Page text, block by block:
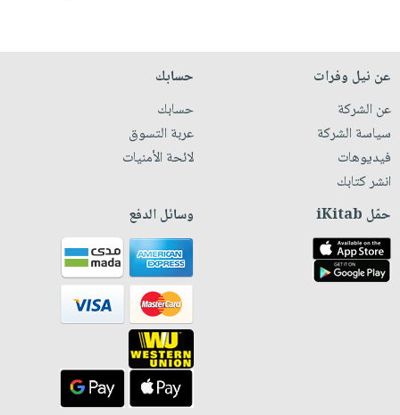
عن نيل وفرات
عن الشركة
سياسة الشركة
فيديوهات
انشر كتابك
حسابك
حسابك
عربة التسوق
لائحة الأمنيات
حمّل iKitab وسائل الدفع